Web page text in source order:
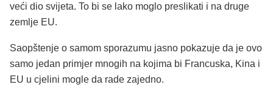
veći dio svijeta. To bi se lako moglo preslikati i na druge
zemlje EU.
Saopštenje o samom sporazumu jasno pokazuje da je ovo
samo jedan primjer mnogih na kojima bi Francuska, Kina i
EU u cjelini mogle da rade zajedno.